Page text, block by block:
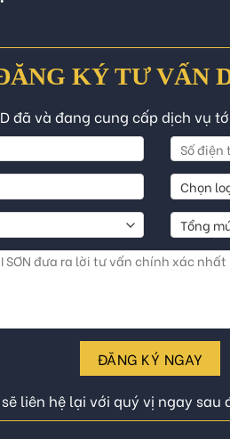
KÝ TƯ VẤN
đã và đang cung cấp dịch vụ
ĐĂNG KÝ NGAY
liên hệ lại với quý vị ngay